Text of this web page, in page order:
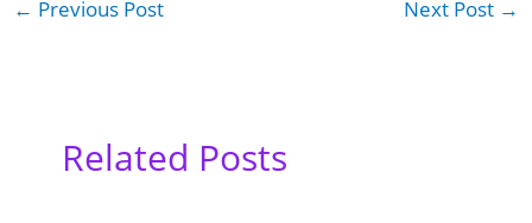
← Previous Post Next Post →
Related Posts